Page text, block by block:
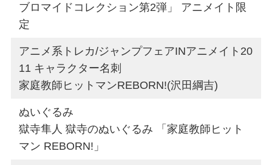
ブロマイドコレクション第2弾」 アニメイト限
定
アニメ系トレカ/ジャンプフェアINアニメイト20
11 キャラクター名刺
家庭教師ヒットマンREBORN!(沢田綱吉)
ぬいぐるみ
獄寺隼人 獄寺のぬいぐるみ 「家庭教師ヒット
マン REBORN!」